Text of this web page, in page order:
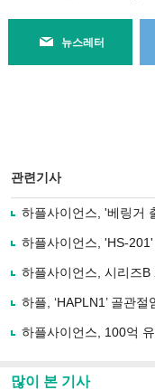
뉴스레터
관련기사
하플사이언스, '베링거
하플사이언스, 'HS-
하플사이언스, 시리즈B
하플, ‘HAPLN1’ 골관
하플사이언스, 100억
많이 본 기사